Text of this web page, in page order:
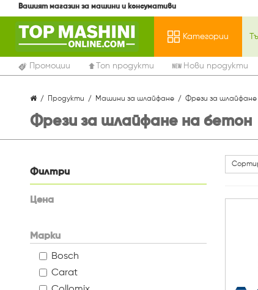
Вашият магазин за машини и консумативи
Категории
Промоции Топ продукти Нови продукти
Продукти Машини за шлайфане Фрези за
Фрези за шлайфане на бетон
Филтри
Цена
Марки
Bosch
Carat